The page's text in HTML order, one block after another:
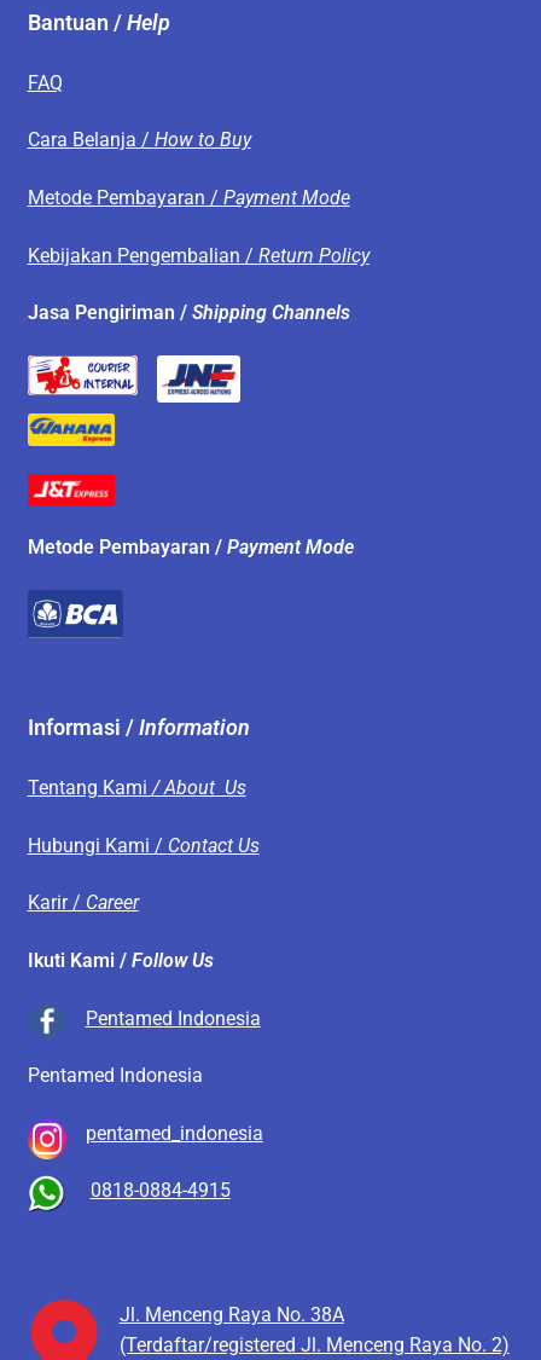
Bantuan /Help
FAQ
Cara Belanja / How to Buy
Metode Pembayaran / Payment Mode
Kebijakan Pengembalian / Return Policy
Jasa Pengiriman / Shipping Channels
Metode Pembayaran / Payment Mode
Informasi /Information
Tentang Kami / About Us
Hubungi Kami / Contact Us
Karir / Career
Ikuti Kami / Follow Us
Pentamed Indonesia
Pentamed Indonesia
pentamed_indonesia
0818-0884-4915
Jl. Menceng Raya No. 38A
(Terdaftar/registered Jl. Menceng Raya No. 2)